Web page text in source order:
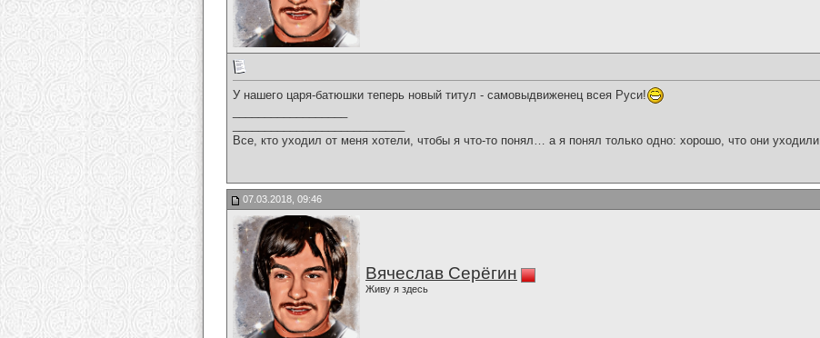
У нашего царя-батюшки теперь новый титул - самовыдвиженец всея Руси!
Все, кто уходил от меня хотели, чтобы я что-то понял… а я понял только одно: хорошо, что они уходили.
07.03.2018, 09:46
Вячеслав Серёгин
Живу я здесь